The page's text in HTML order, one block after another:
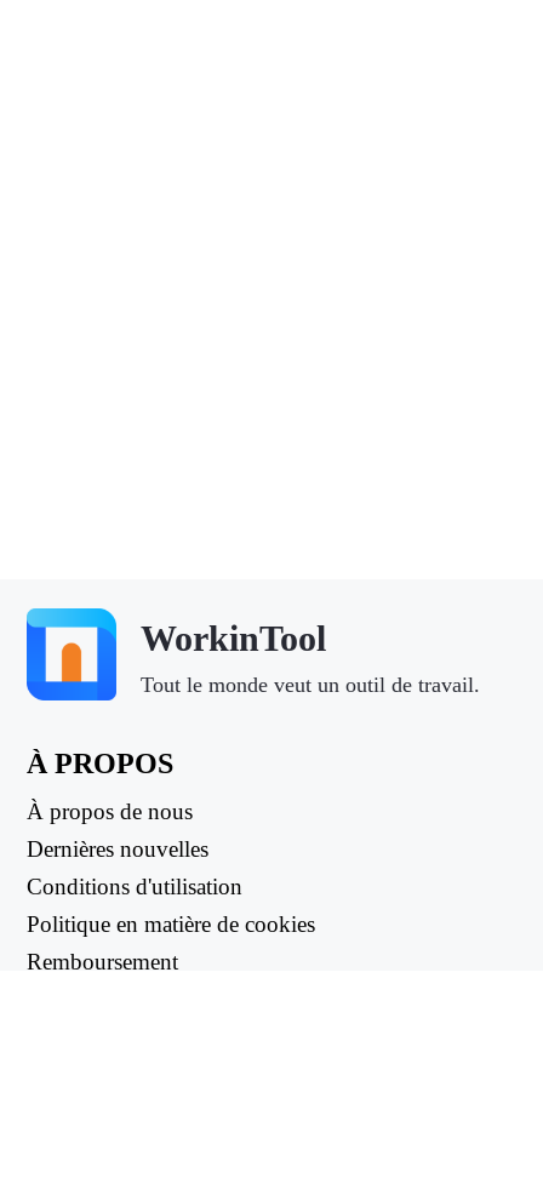
WorkinTool
Tout le monde veut un outil de travail.
À PROPOS
À propos de nous
Dernières nouvelles
Conditions d'utilisation
Politique en matière de cookies
Remboursement